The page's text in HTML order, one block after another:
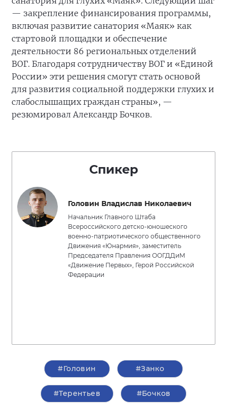
— закрепление финансирования программы,
включая развитие санатория «Маяк» как
стартовой площадки и обеспечение
деятельности 86 региональных отделений
ВОГ. Благодаря сотрудничеству ВОГ и «Единой
России» эти решения смогут стать основой
для развития социальной поддержки глухих и
слабослышащих граждан страны», —
резюмировал Александр Бочков.
Спикер
Головин Владислав Николаевич
Начальник Главного Штаба
Всероссийского детско-юношеского
военно-патриотического общественного
Движения «Юнармия», заместитель
Председателя Правления ООГДДиМ
«Движение Первых», Герой Российской
Федерации
#Головин #Занко
#Терентьев #Бочков